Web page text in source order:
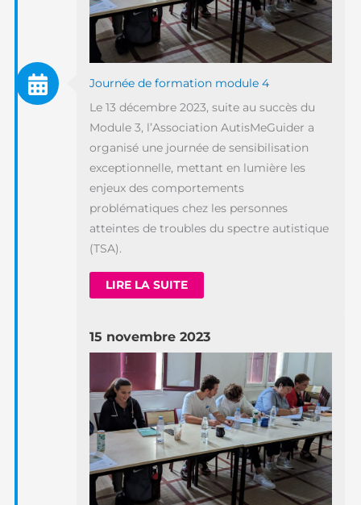
Journée de formation module 4
Le 13 décembre 2023, suite au succès du
Module 3, l’Association AutisMeGuider a
organisé une journée de sensibilisation
exceptionnelle, mettant en lumière les
enjeux des comportements
problématiques chez les personnes
atteintes de troubles du spectre autistique
(TSA).
LIRE LA SUITE
15 novembre 2023